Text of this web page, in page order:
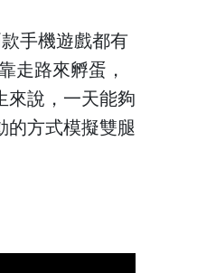
手機遊戲都有
走路來孵蛋，
來說，一天能夠
的方式模擬雙腿